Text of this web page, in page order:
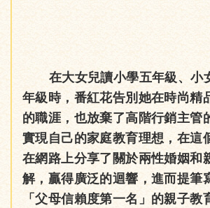
在大女兒讀小學五年級、小
年級時，番紅花告別她在時尚精
的職涯，也放棄了高階行銷主管
實現自己的家庭教育理想，在這
在網路上分享了關於兩性婚姻和
解，贏得廣泛的迴響，進而提筆
「父母信賴度第一名」的親子教